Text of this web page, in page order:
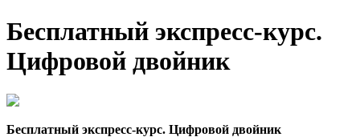
Бесплатный экспресс-курс.
Цифровой двойник
Бесплатный экспресс-курс. Цифровой двойник